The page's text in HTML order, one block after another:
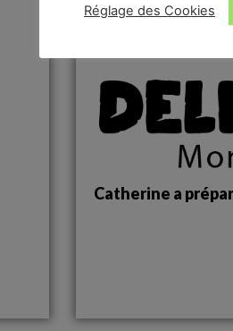
Catherine a
Réglage des Cookies